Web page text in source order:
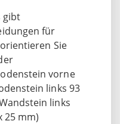
gibt
für
Sie
vorne
links 93
links
25 mm)